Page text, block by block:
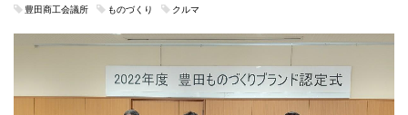
豊田商工会議所 ものづくり クルマ